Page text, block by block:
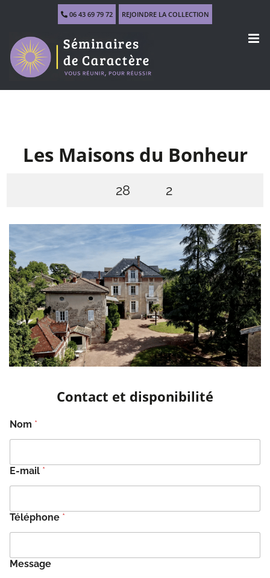
06 43 69 79 72 REJOINDRE LA COLLECTION
Les Maisons du Bonheur
28 2
Contact et disponibilité
Nom *
E-mail *
Téléphone *
Message